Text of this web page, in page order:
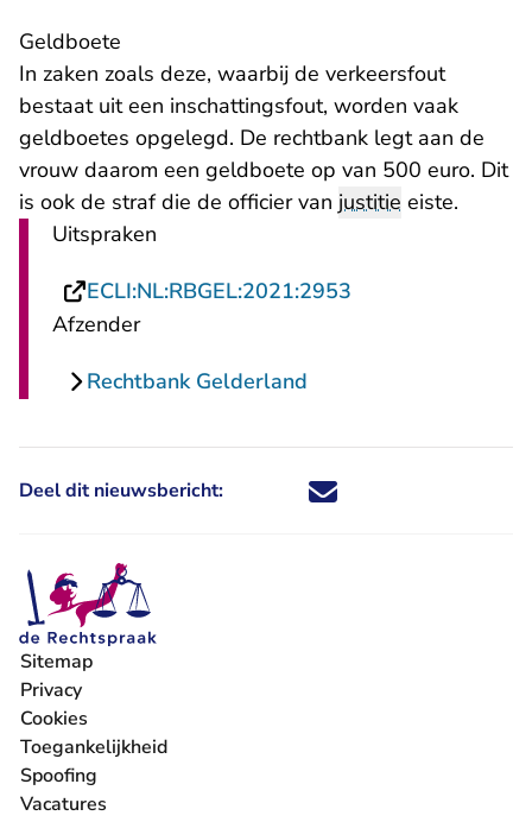
​Geldboete
In zaken zoals deze, waarbij de verkeersfout
bestaat uit een inschattingsfout, worden vaak
geldboetes opgelegd. De rechtbank legt aan de
vrouw daarom een geldboete op van 500 euro. Dit
is ook de straf die de officier van justitie eiste.
Uitspraken
ECLI:NL:RBGEL:2021:2953
Afzender
Rechtbank Gelderland
Deel dit nieuwsbericht: Deel dit nieuwsbericht via X -
Deel dit nieuwsbericht via
Deel dit nieuwsbericht
Deel dit
Sitemap
Privacy
Cookies
Toegankelijkheid
Spoofing
Vacatures
- U verlaat Rechtspraak.nl